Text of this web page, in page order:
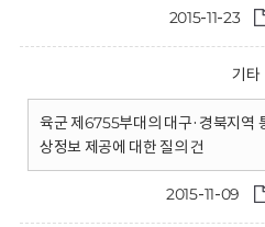
2015-11-23
기타
육군 제6755부대의 대구·경북지역
상정보 제공에 대한 질의 건
2015-11-09